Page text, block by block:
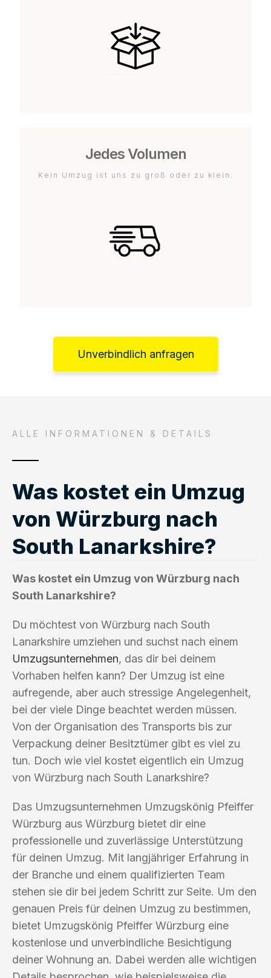
Jedes Volumen
Kein Umzug ist uns zu groß oder zu klein.
Unverbindlich anfragen
ALLE INFORMATIONEN & DETAILS
Was kostet ein Umzug
von Würzburg nach
South Lanarkshire?
Was kostet ein Umzug von Würzburg nach
South Lanarkshire?
Du möchtest von Würzburg nach South
Lanarkshire umziehen und suchst nach einem
Umzugsunternehmen, das dir bei deinem
Vorhaben helfen kann? Der Umzug ist eine
aufregende, aber auch stressige Angelegenheit,
bei der viele Dinge beachtet werden müssen.
Von der Organisation des Transports bis zur
Verpackung deiner Besitztümer gibt es viel zu
tun. Doch wie viel kostet eigentlich ein Umzug
von Würzburg nach South Lanarkshire?
Das Umzugsunternehmen Umzugskönig Pfeiffer
Würzburg aus Würzburg bietet dir eine
professionelle und zuverlässige Unterstützung
für deinen Umzug. Mit langjähriger Erfahrung in
der Branche und einem qualifizierten Team
stehen sie dir bei jedem Schritt zur Seite. Um den
genauen Preis für deinen Umzug zu bestimmen,
bietet Umzugskönig Pfeiffer Würzburg eine
kostenlose und unverbindliche Besichtigung
deiner Wohnung an. Dabei werden alle wichtigen